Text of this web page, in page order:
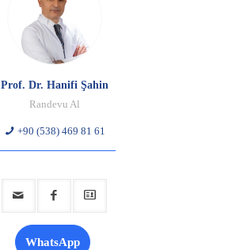
Prof. Dr. Hanifi Şahin
Randevu Al
+90 (538) 469 81 61
WhatsApp